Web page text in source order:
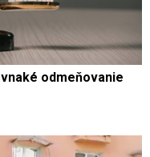
odmeňovanie